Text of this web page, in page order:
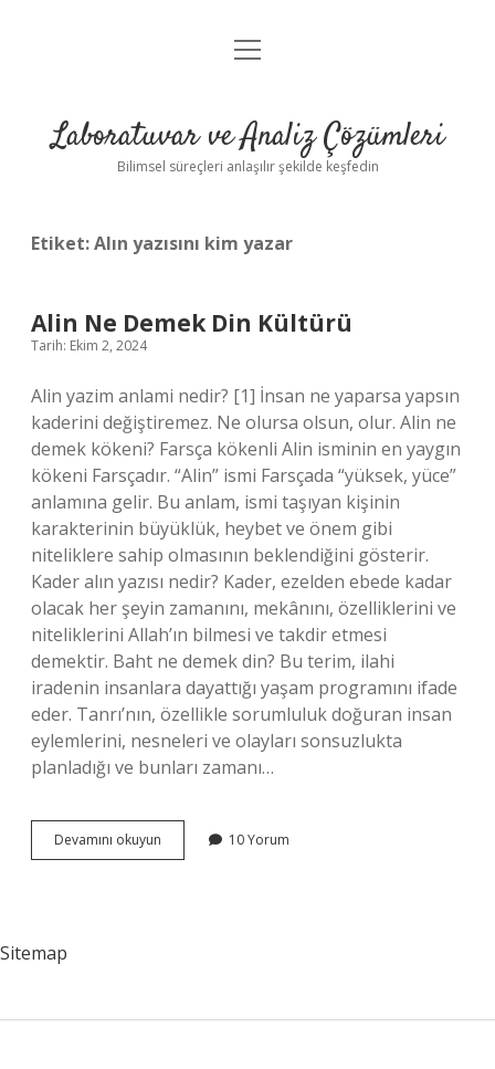
Anasayfa
Yasal Uyarı
menüyü
Laboratuvar ve Analiz Çözümleri
Bilimsel süreçleri anlaşılır şekilde keşfedin
Etiket:Alın yazısını kim yazar
Alin Ne Demek Din Kültürü
Tarih: Ekim 2, 2024
Alin yazim anlami nedir? [1] İnsan ne yaparsa yapsın
kaderini değiştiremez. Ne olursa olsun, olur. Alin ne
demek kökeni? Farsça kökenli Alin isminin en yaygın
kökeni Farsçadır. “Alin” ismi Farsçada “yüksek, yüce”
anlamına gelir. Bu anlam, ismi taşıyan kişinin
karakterinin büyüklük, heybet ve önem gibi
niteliklere sahip olmasının beklendiğini gösterir.
Kader alın yazısı nedir? Kader, ezelden ebede kadar
olacak her şeyin zamanını, mekânını, özelliklerini ve
niteliklerini Allah’ın bilmesi ve takdir etmesi
demektir. Baht ne demek din? Bu terim, ilahi
iradenin insanlara dayattığı yaşam programını ifade
eder. Tanrı’nın, özellikle sorumluluk doğuran insan
eylemlerini, nesneleri ve olayları sonsuzlukta
planladığı ve bunları zamanı…
Devamını okuyun
Ne
10 Yorum
Sitemap